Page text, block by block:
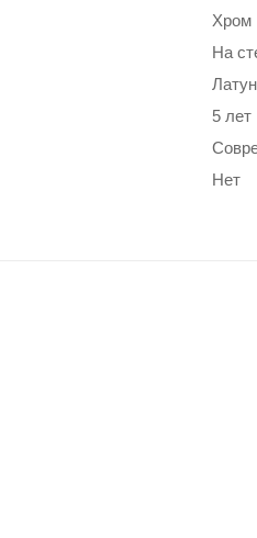
Хром
На
5 лет
Нет